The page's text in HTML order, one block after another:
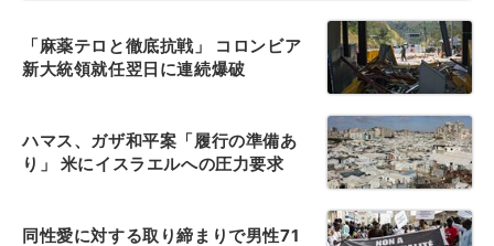
「麻薬テロと徹底抗戦」 コロンビア
新大統領就任翌日に連続爆破
ハマス、ガザ和平案「履行の準備あ
り」 米にイスラエルへの圧力要求
同性愛に対する取り締まりで男性71